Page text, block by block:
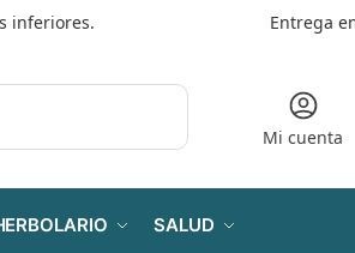
inferiores. Entrega
Mi cuenta
SALUD